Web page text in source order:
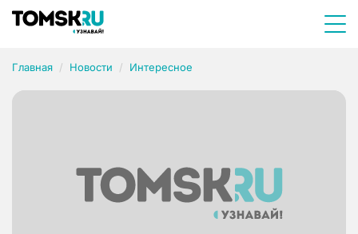
Главная Новости Интересное